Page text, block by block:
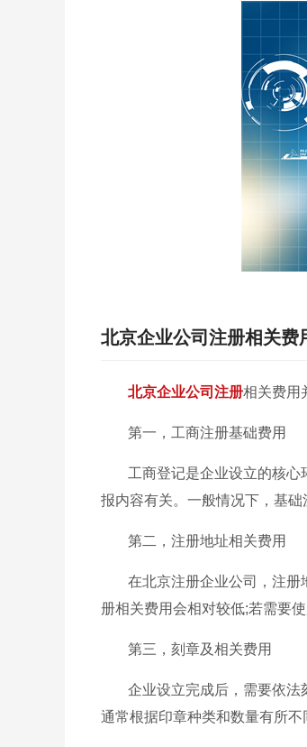
北京企业公司注册相关费
北京企业公司注册相关费用
第一，工商注册基础费用
工商登记是企业设立的核
报内容有关。一般情况下，基础
第二，注册地址相关费用
在北京注册企业公司，注册
册相关费用会相对较低;若需要
第三，刻章及相关费用
企业设立完成后，需要依法
通常根据印章种类和数量有所不